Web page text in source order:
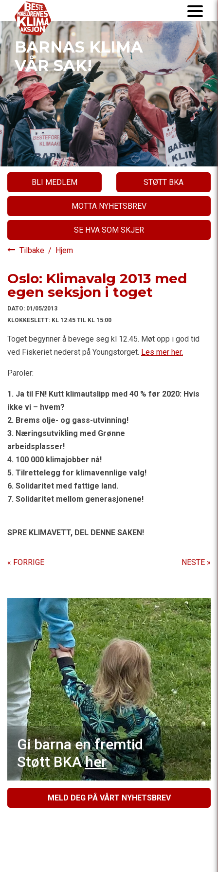
BARNAS KLIMA
VÅR SAK!
BLI MEDLEM STØTT BKA
MOTTA NYHETSBREV
SE HVA SOM SKJER
Tilbake / Hjem
Oslo: Klimavalg 2013 med
egen seksjon i toget
DATO: 01/05/2013
KLOKKESLETT: KL 12:45 TIL KL 15:00
Toget begynner å bevege seg kl 12.45. Møt opp i god tid
ved Fiskeriet nederst på Youngstorget. Les mer her.
Paroler:
1. Ja til FN! Kutt klimautslipp med 40 % før 2020: Hvis
ikke vi – hvem?
2. Brems olje- og gass-utvinning!
3. Næringsutvikling med Grønne
arbeidsplasser!
4. 100 000 klimajobber nå!
5. Tilrettelegg for klimavennlige valg!
6. Solidaritet med fattige land.
7. Solidaritet mellom generasjonene!
SPRE KLIMAVETT, DEL DENNE SAKEN!
« FORRIGE NESTE »
Gi barna en fremtid
Støtt BKAher
MELD DEG PÅ VÅRT NYHETSBREV